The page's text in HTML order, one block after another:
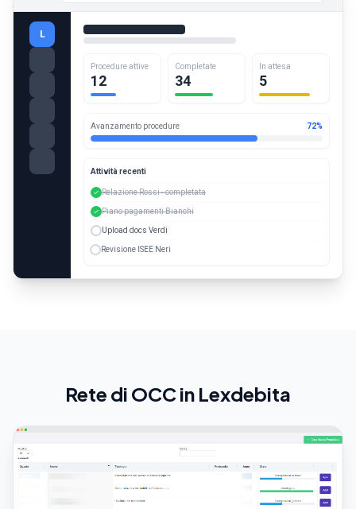
L
Procedure attive
12
Completate
34
In attesa
5
Avanzamento procedure 72%
Attività recenti
Relazione Rossi - completata
Piano pagamenti Bianchi
Upload docs Verdi
Revisione ISEE Neri
Rete di OCC in Lexdebita